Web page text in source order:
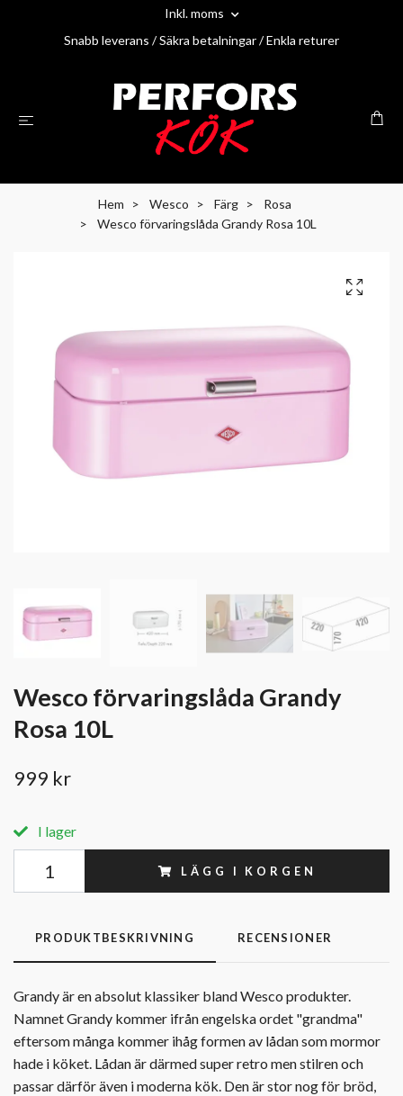
Inkl. moms
Snabb leverans / Säkra betalningar / Enkla returer
Hem Wesco Färg
Rosa
Wesco förvaringslåda Grandy Rosa 10L
Wesco förvaringslåda Grandy
Rosa 10L
999 kr
I lager
LÄGG I KORGEN
PRODUKTBESKRIVNING RECENSIONER
Grandy är en absolut klassiker bland Wesco produkter.
Namnet Grandy kommer ifrån engelska ordet "grandma"
eftersom många kommer ihåg formen av lådan som mormor
hade i köket. Lådan är därmed super retro men stilren och
passar därför även i moderna kök. Den är stor nog för bröd,